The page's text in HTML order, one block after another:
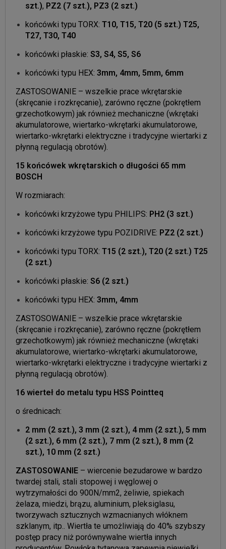
szt.), PZ2 (7 szt.), PZ3 (2 szt.)
końcówki typu TORX: T10, T15, T20 (5 szt.) T25,
T27, T30, T40
końcówki płaskie: S3, S4, S5, S6
końcówki typu HEX: 3mm, 4mm, 5mm, 6mm
ZASTOSOWANIE – wszelkie prace wkrętarskie
(skręcanie i rozkręcanie), zarówno ręczne (pokrętłem
grzechotkowym) jak również mechaniczne (wkrętaki
akumulatorowe, wiertarko-wkrętarki akumulatorowe,
wiertarko-wkrętarki elektryczne i tradycyjne wiertarki z
płynną regulacją obrotów).
15 końcówek wkrętarskich o długości 65 mm
BOSCH
W rozmiarach:
końcówki krzyżowe typu PHILIPS: PH2 (3 szt.)
końcówki krzyżowe typu POZIDRIVE: PZ2 (2 szt.)
końcówki typu TORX: T15 (2 szt.), T20 (2 szt.) T25
(2 szt.)
końcówki płaskie: S6 (2 szt.)
końcówki typu HEX: 3mm, 4mm
ZASTOSOWANIE – wszelkie prace wkrętarskie
(skręcanie i rozkręcanie), zarówno ręczne (pokrętłem
grzechotkowym) jak również mechaniczne (wkrętaki
akumulatorowe, wiertarko-wkrętarki akumulatorowe,
wiertarko-wkrętarki elektryczne i tradycyjne wiertarki z
płynną regulacją obrotów).
16 wierteł do metalu typu HSS Pointteq
o średnicach:
2 mm (2 szt.), 3 mm (2 szt.), 4 mm (2 szt.), 5 mm
(2 szt.), 6 mm (2 szt.), 7 mm (2 szt.), 8 mm (2
szt.), 10 mm (2 szt.)
ZASTOSOWANIE – wiercenie bezudarowe w bardzo
twardej stali, stali stopowej i węglowej o
wytrzymałości do 900N/mm2, żeliwie, spiekach
żelaza, miedzi, brązu, aluminium, pleksiglasu,
tworzywach sztucznych wzmacnianych włóknem
szklanym, itp.. Wiertła te umożliwiają do 40% szybszy
postęp pracy niż porównywalne wiertła innych